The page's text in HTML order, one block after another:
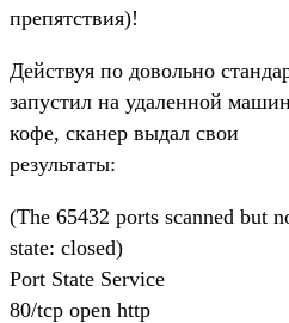
препятствия)!
Действуя по довольно
запустил на удаленной
кофе, сканер выдал свои
результаты:
(The 65432 ports scanned but
state: closed)
Port State Service
80/tcp open http